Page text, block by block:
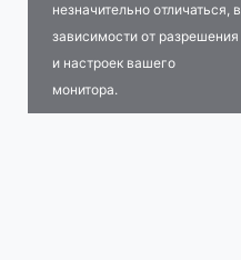
незначительно отличаться, в
зависимости от разрешения
и настроек вашего
монитора.